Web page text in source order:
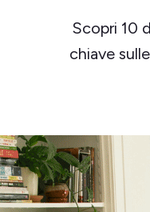
Scopri 10
chiave